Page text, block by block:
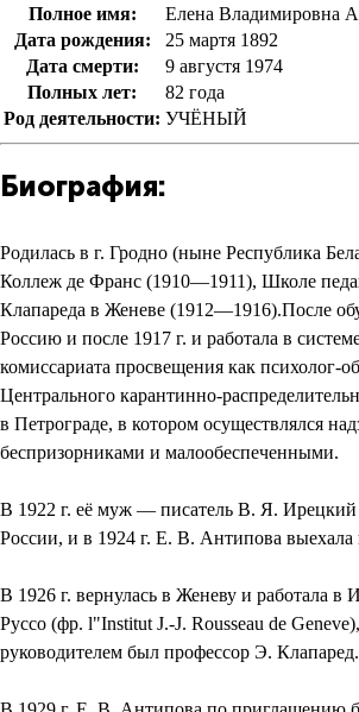
Полное имя:
Елена Владимировна
Дата рождения:
25 мартя 1892
Дата смерти:
9 августя 1974
Полных лет:
82 года
Род деятельности: УЧЁНЫЙ
Биография:
Родилась в г. Гродно (ныне Республика
Коллеж де Франс (1910—1911), Школе
Клапареда в Женеве (1912—1916).После
Россию и после 1917 г. и работала в
комиссариата просвещения как психолог-
Центрального карантинно-
в Петрограде, в котором осуществлялся
беспризорниками и малообеспеченными.
В 1922 г. её муж — писатель В. Я.
России, и в 1924 г. Е. В. Антипова
В 1926 г. вернулась в Женеву и работала
Руссо (фр. l"Institut J.-J. Rousseau de
руководителем был профессор Э. Клапаред.